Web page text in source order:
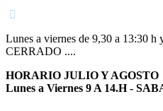
Lunes a viernes de 9,30 a 13:30 h
CERRADO ....
HORARIO JULIO Y AGOSTO
Lunes a Viernes 9 A 14.H -